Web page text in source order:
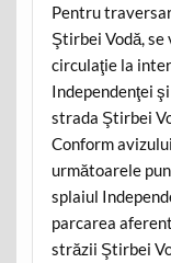
Pentru
Ştirbei Vodă,
circulaţie la
Independenţei
strada Ştirbei
Conform
următoarele
splaiul
parcarea
străzii Ştirbei